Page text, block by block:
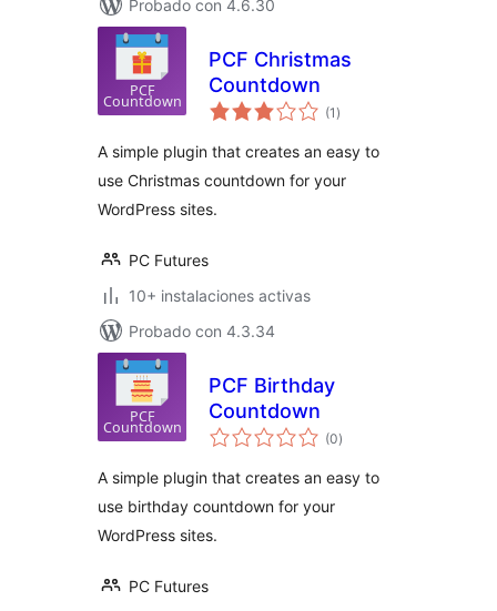
Probado con 4.6.30
PCF Christmas
Countdown
(1 total
de
)
A simple plugin that creates an easy to
use Christmas countdown for your
WordPress sites.
PC Futures
10+ instalaciones activas
Probado con 4.3.34
PCF Birthday
Countdown
(0total
de
)
A simple plugin that creates an easy to
use birthday countdown for your
WordPress sites.
PC Futures